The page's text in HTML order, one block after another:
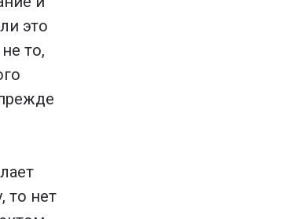
это
то,
то нет